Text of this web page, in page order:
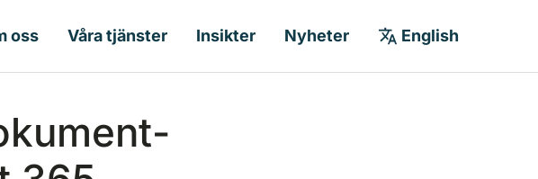
oss Våra tjänster Insikter Nyheter English